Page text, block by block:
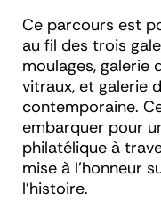
Ce parcours est
au fil des trois
moulages, galerie
vitraux, et galerie
contemporaine.
embarquer pour
philatélique à
mise à l’honneur
l’histoire.